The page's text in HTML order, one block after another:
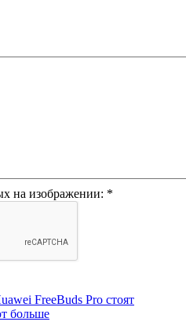
на изображении: *